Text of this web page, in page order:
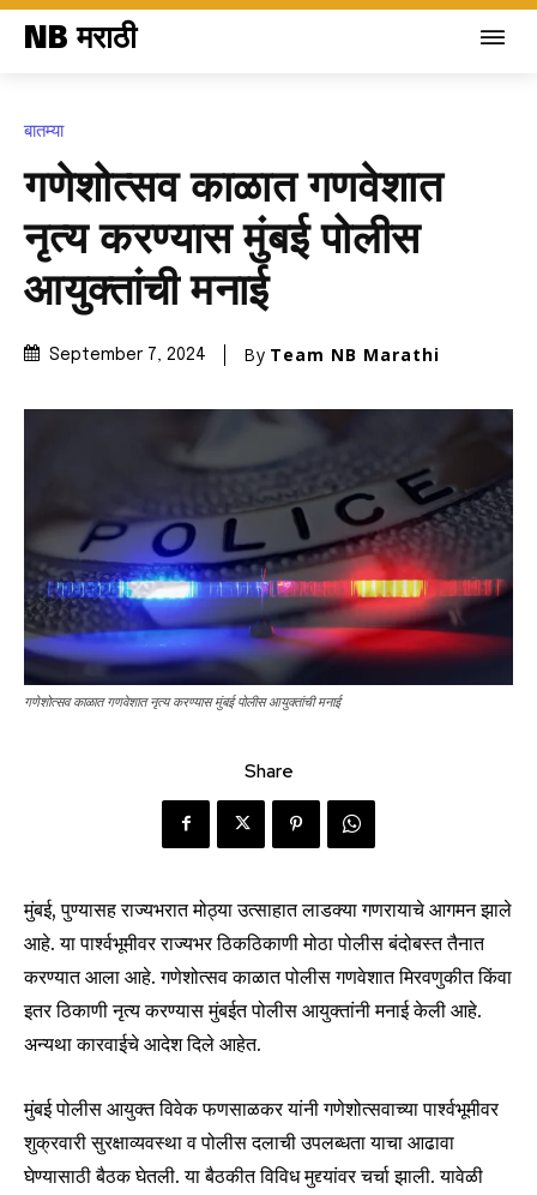
NB मराठी
बातम्या
गणेशोत्सव काळात गणवेशात
नृत्य करण्यास मुंबई पोलीस
आयुक्तांची मनाई
September 7, 2024 By Team NB Marathi
गणेशोत्सव काळात गणवेशात नृत्य करण्यास मुंबई पोलीस आयुक्तांची मनाई
Share
मुंबई, पुण्यासह राज्यभरात मोठ्या उत्साहात लाडक्या गणरायाचे आगमन झाले
आहे. या पार्श्वभूमीवर राज्यभर ठिकठिकाणी मोठा पोलीस बंदोबस्त तैनात
करण्यात आला आहे. गणेशोत्सव काळात पोलीस गणवेशात मिरवणुकीत किंवा
इतर ठिकाणी नृत्य करण्यास मुंबईत पोलीस आयुक्तांनी मनाई केली आहे.
अन्यथा कारवाईचे आदेश दिले आहेत.
मुंबई पोलीस आयुक्त विवेक फणसाळकर यांनी गणेशोत्सवाच्या पार्श्वभूमीवर
शुक्रवारी सुरक्षाव्यवस्था व पोलीस दलाची उपलब्धता याचा आढावा
घेण्यासाठी बैठक घेतली. या बैठकीत विविध मुद्द्यांवर चर्चा झाली. यावेळी